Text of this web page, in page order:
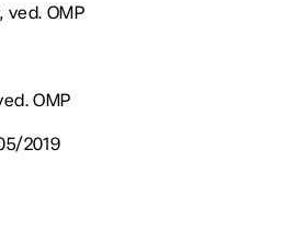
ved. OMP
OMP
2019